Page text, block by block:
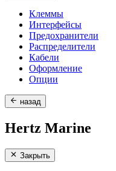
Клеммы
Интерфейсы
Предохранители
Распределители
Кабели
Оформление
Опции
назад
Hertz Marine
Закрыть